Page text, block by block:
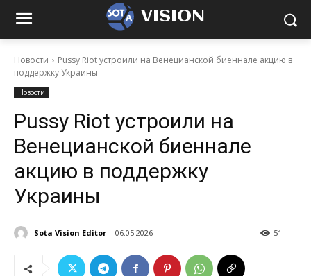
VISION
Новости
Pussy Riot устроили на Венецианской биеннале акцию в
поддержку Украины
Новости
Pussy Riot устроили на
Венецианской биеннале
акцию в поддержку
Украины
Sota Vision Editor 06.05.2026 51